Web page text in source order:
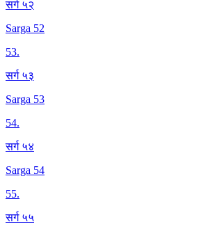
सर्ग ५२
Sarga 52
53.
सर्ग ५३
Sarga 53
54.
सर्ग ५४
Sarga 54
55.
सर्ग ५५